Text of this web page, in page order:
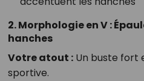
2. Morphologie en V :
hanches
Votre atout :Un buste fort
sportive.